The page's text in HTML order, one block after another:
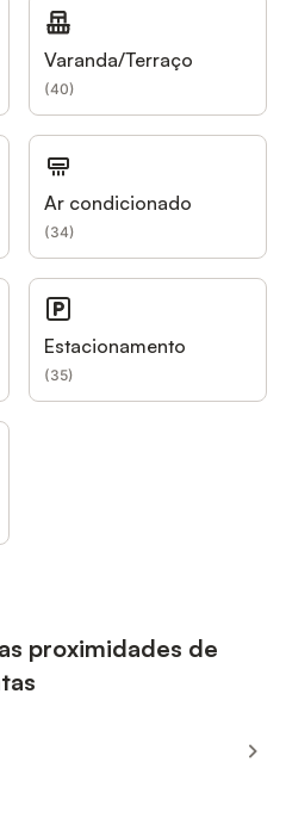
Varanda/Terraço
(40)
Ar condicionado
(34)
Estacionamento
(35)
proximidades de